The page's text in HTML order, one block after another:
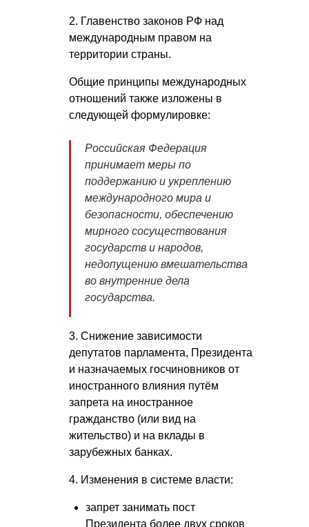
2. Главенство законов РФ над
международным правом на
территории страны.
Общие принципы международных
отношений также изложены в
следующей формулировке:
Российская Федерация
принимает меры по
поддержанию и укреплению
международного мира и
безопасности, обеспечению
мирного сосуществования
государств и народов,
недопущению вмешательства
во внутренние дела
государства.
3. Снижение зависимости
депутатов парламента, Президента
и назначаемых госчиновников от
иностранного влияния путём
запрета на иностранное
гражданство (или вид на
жительство) и на вклады в
зарубежных банках.
4. Изменения в системе власти:
запрет занимать пост
Президента более двух сроков